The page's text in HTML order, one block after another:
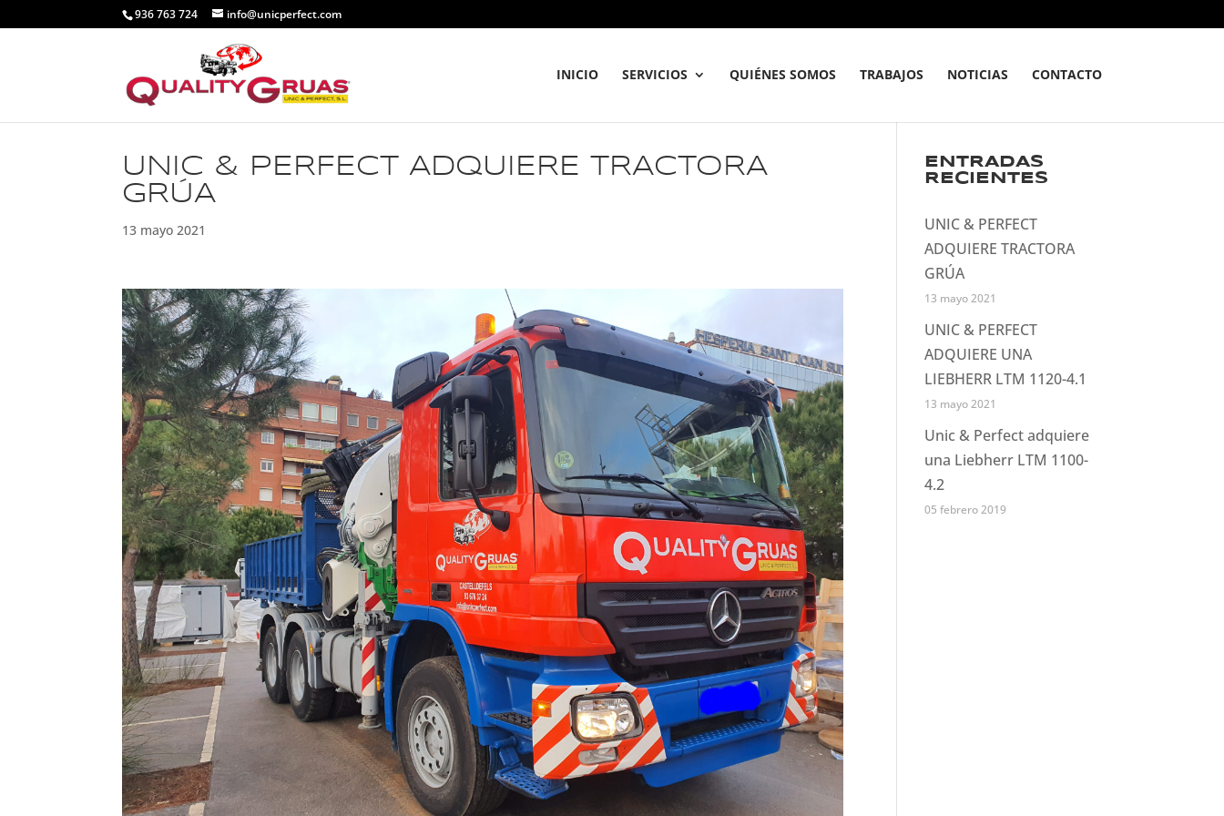
936 763 724 info@unicperfect.com
INICIO SERVICIOS QUIÉNES SOMOS TRABAJOS NOTICIAS CONTACTO
UNIC & PERFECT ADQUIERE TRACTORA
GRÚA
13 mayo 2021
ENTRADAS
RECIENTES
UNIC & PERFECT
ADQUIERE TRACTORA
GRÚA
13 mayo 2021
UNIC & PERFECT
ADQUIERE UNA
LIEBHERR LTM 1120-4.1
13 mayo 2021
Unic & Perfect adquiere
una Liebherr LTM 1100-
4.2
05 febrero 2019